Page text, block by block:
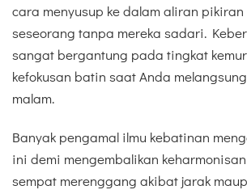
cara menyusup ke dalam aliran
seseorang tanpa mereka sadari.
sangat bergantung pada tingkat
kefokusan batin saat Anda
malam.
Banyak pengamal ilmu kebatinan
ini demi mengembalikan
sempat merenggang akibat jarak